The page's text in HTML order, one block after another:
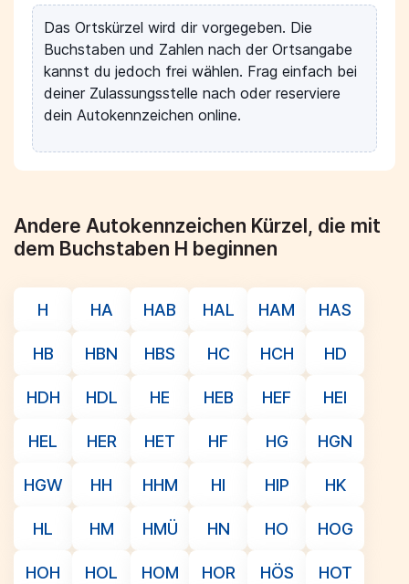
Das Ortskürzel wird dir vorgegeben. Die
Buchstaben und Zahlen nach der Ortsangabe
kannst du jedoch frei wählen. Frag einfach bei
deiner Zulassungsstelle nach oder reserviere
dein Autokennzeichen online.
Andere Autokennzeichen Kürzel, die mit
dem Buchstaben H beginnen
H HA HAB HAL HAM HAS
HB HBN HBS HC HCH HD
HDH HDL HE HEB HEF HEI
HEL HER HET HF HG HGN
HGW HH HHM HI HIP HK
HL HM HMÜ HN HO HOG
HOH HOL HOM HOR HÖS HOT